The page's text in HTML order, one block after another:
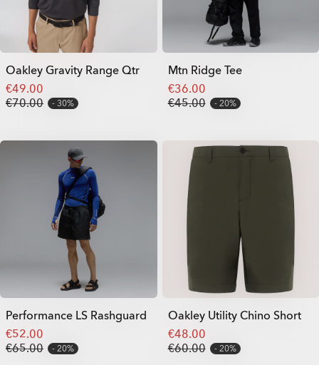
Oakley Gravity Range Qtr
€49.00
€70.00
30%
Mtn Ridge Tee
€36.00
€45.00
20%
Performance LS Rashguard
€52.00
€65.00
20%
Oakley Utility Chino Short
€48.00
€60.00
20%